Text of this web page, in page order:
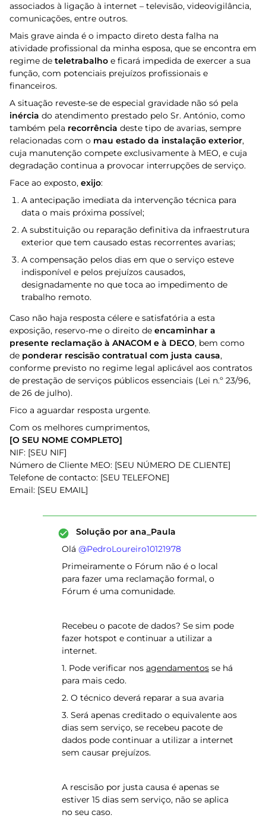
associados à ligação à internet – televisão, videovigilância,
comunicações, entre outros.
Mais grave ainda é o impacto direto desta falha na
atividade profissional da minha esposa, que se encontra em
regime de teletrabalho e ficará impedida de exercer a sua
função, com potenciais prejuízos profissionais e
financeiros.
A situação reveste-se de especial gravidade não só pela
inércia do atendimento prestado pelo Sr. António, como
também pela recorrência deste tipo de avarias, sempre
relacionadas com o mau estado da instalação exterior,
cuja manutenção compete exclusivamente à MEO, e cuja
degradação continua a provocar interrupções de serviço.
Face ao exposto, exijo:
A antecipação imediata da intervenção técnica para
data o mais próxima possível;
A substituição ou reparação definitiva da infraestrutura
exterior que tem causado estas recorrentes avarias;
A compensação pelos dias em que o serviço esteve
indisponível e pelos prejuízos causados,
designadamente no que toca ao impedimento de
trabalho remoto.
Caso não haja resposta célere e satisfatória a esta
exposição, reservo-me o direito de encaminhar a
presente reclamação à ANACOM e à DECO, bem como
de ponderar rescisão contratual com justa causa,
conforme previsto no regime legal aplicável aos contratos
de prestação de serviços públicos essenciais (Lei n.º 23/96,
de 26 de julho).
Fico a aguardar resposta urgente.
Com os melhores cumprimentos,
[O SEU NOME COMPLETO]
NIF: [SEU NIF]
Número de Cliente MEO: [SEU NÚMERO DE CLIENTE]
Telefone de contacto: [SEU TELEFONE]
Email: [SEU EMAIL]
Solução por ana_Paula
Olá ​ @PedroLoureiro10121978
Primeiramente o Fórum não é o local
para fazer uma reclamação formal, o
Fórum é uma comunidade.
Recebeu o pacote de dados? Se sim pode
fazer hotspot e continuar a utilizar a
internet.
1. Pode verificar nos agendamentos se há
para mais cedo.
2. O técnico deverá reparar a sua avaria
3. Será apenas creditado o equivalente aos
dias sem serviço, se recebeu pacote de
dados pode continuar a utilizar a internet
sem causar prejuízos.
A rescisão por justa causa é apenas se
estiver 15 dias sem serviço, não se aplica
no seu caso.